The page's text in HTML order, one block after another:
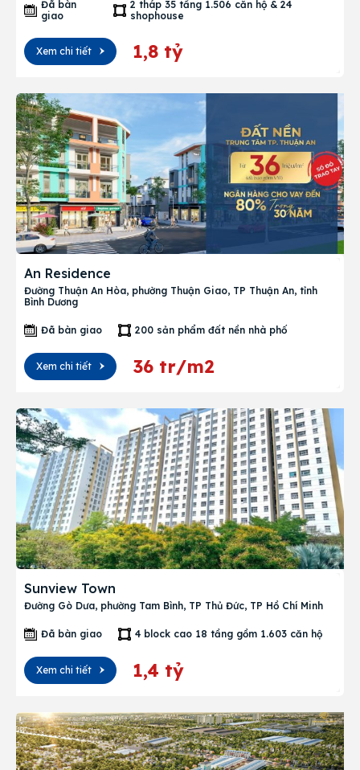
Đã bàn
giao
2 tháp 35 tầng 1.506 căn hộ & 24
shophouse
Xem chi tiết 1,8 tỷ
An Residence
Đường Thuận An Hòa, phường Thuận Giao, TP Thuận An, tỉnh
Bình Dương
Đã bàn giao 200 sản phẩm đất nền nhà phố
Xem chi tiết 36 tr/m2
Sunview Town
Đường Gò Dưa, phường Tam Bình, TP Thủ Đức, TP Hồ Chí Minh
Đã bàn giao 4 block cao 18 tầng gồm 1.603 căn hộ
Xem chi tiết 1,4 tỷ